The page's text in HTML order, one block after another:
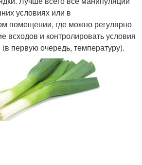
условиях или в
помещении, где можно регулярно
всходов и контролировать условия
первую очередь, температуру).